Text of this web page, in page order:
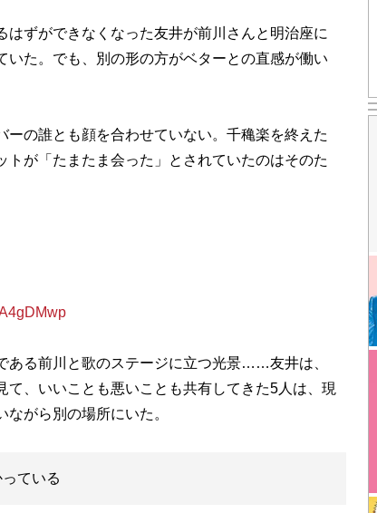
ずができなくなった友井が前川さんと明治座に
た。でも、別の形の方がベターとの直感が働い
の誰とも顔を合わせていない。千穐楽を終えた
が「たまたま会った」とされていたのはそのた
る前川と歌のステージに立つ光景……友井は、
、いいことも悪いことも共有してきた5人は、現
がら別の場所にいた。
ている